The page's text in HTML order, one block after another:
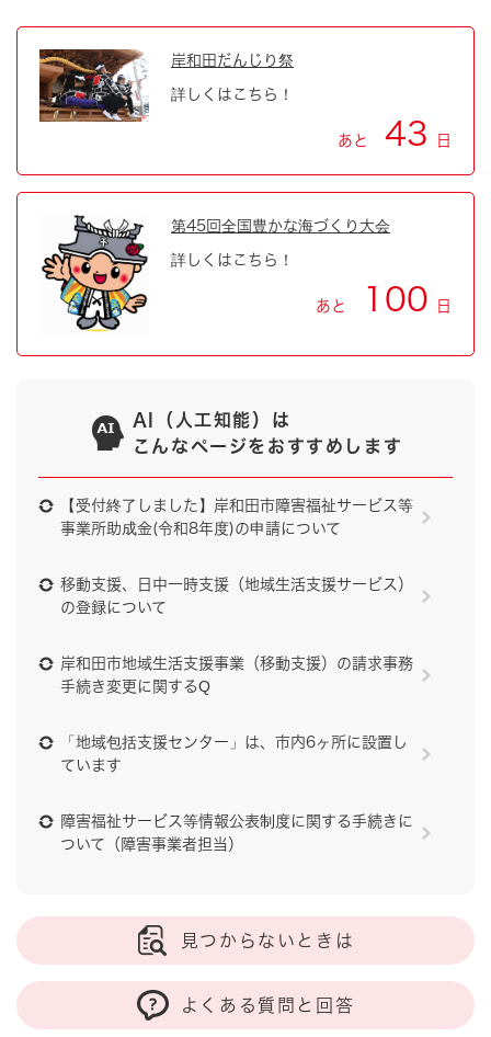
岸和田だんじり祭
詳しくはこちら！
あと 43 日
第45回全国豊かな海づくり大会
詳しくはこちら！
あと 100 日
AI（人工知能）は
こんなページをおすすめします
【受付終了しました】岸和田市障害福祉サービス等
事業所助成金(令和8年度)の申請について
移動支援、日中一時支援（地域生活支援サービス）
の登録について
岸和田市地域生活支援事業（移動支援）の請求事務
手続き変更に関するQ
「地域包括支援センター」は、市内6ヶ所に設置し
ています
障害福祉サービス等情報公表制度に関する手続きに
ついて（障害事業者担当）
見つからないときは
よくある質問と回答